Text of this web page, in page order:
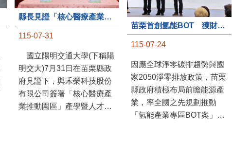
縣長見證「核心醫療產業推動園區」產學合作簽約儀式
115-07-31
國立陽明交通大學(下稱陽
明交大)7月31日在苗栗縣政
府見證下，與禾榮科技股份
有限公司簽署「核心醫療產
業推動園區」產學暨人才培
苗栗首創氫能BOT 獲財政部「突破之翼」肯定
115-07-24
因應全球淨零碳排趨勢與國
家2050淨零排放政策，苗栗
縣政府積極布局前瞻能源產
業，率全國之先規劃推動
「氫能產業專區BOT案」，